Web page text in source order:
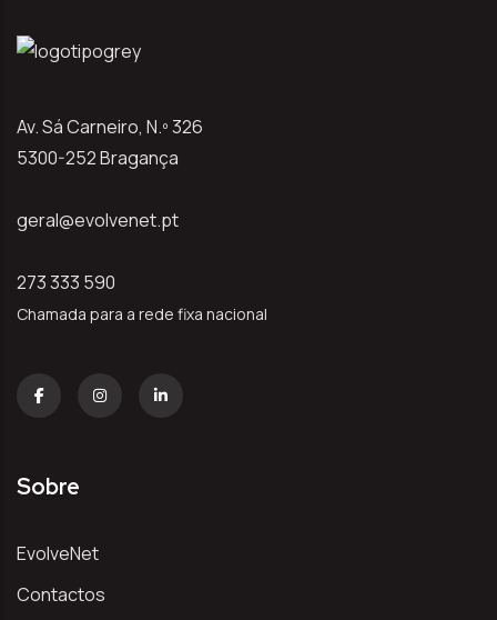
Av. Sá Carneiro, N.º 326
5300-252 Bragança
geral@evolvenet.pt
273 333 590
Chamada para a rede fixa nacional
Sobre
EvolveNet
Contactos